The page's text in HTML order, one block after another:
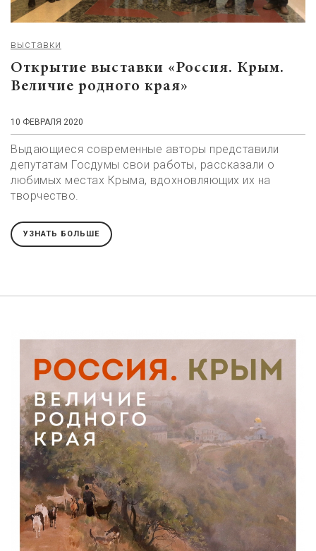
выставки
Открытие выставки «Россия. Крым.
Величие родного края»
10 ФЕВРАЛЯ 2020
Выдающиеся современные авторы представили
депутатам Госдумы свои работы, рассказали о
любимых местах Крыма, вдохновляющих их на
творчество.
УЗНАТЬ БОЛЬШЕ